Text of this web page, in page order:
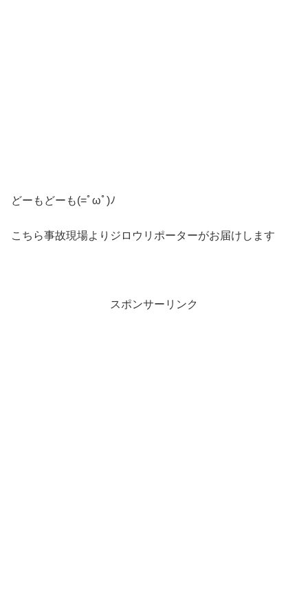
どーもどーも(=ﾟωﾟ)ﾉ
こちら事故現場よりジロウリポーターがお届けします
スポンサーリンク